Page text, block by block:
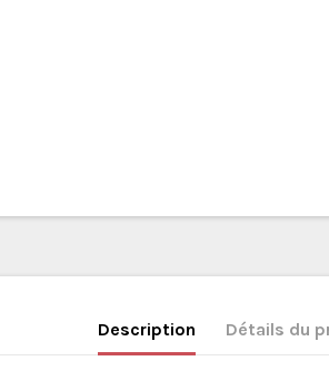
Description Détails du